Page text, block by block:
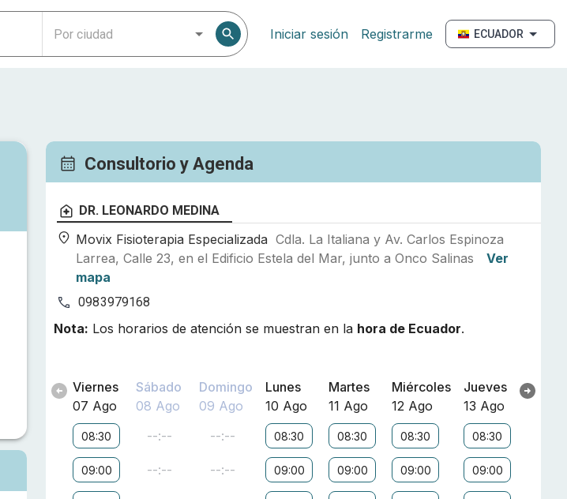
Iniciar sesión Registrarme ECUADOR
Consultorio y Agenda
DR. LEONARDO MEDINA
Movix Fisioterapia Especializada Cdla. La Italiana y Av. Carlos Espinoza
Larrea, Calle 23, en el Edificio Estela del Mar, junto a Onco Salinas
Ver
mapa
0983979168
Nota: Los horarios de atención se muestran en la hora de Ecuador.
Viernes
07 Ago
08:30
09:00
Sábado
08 Ago
--:--
--:--
Domingo
09 Ago
--:--
--:--
Lunes
10 Ago
08:30
09:00
Martes
11 Ago
08:30
09:00
Miércoles
12 Ago
08:30
09:00
Jueves
13 Ago
08:30
09:00